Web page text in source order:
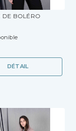
DE BOLÉRO
DÉTAIL